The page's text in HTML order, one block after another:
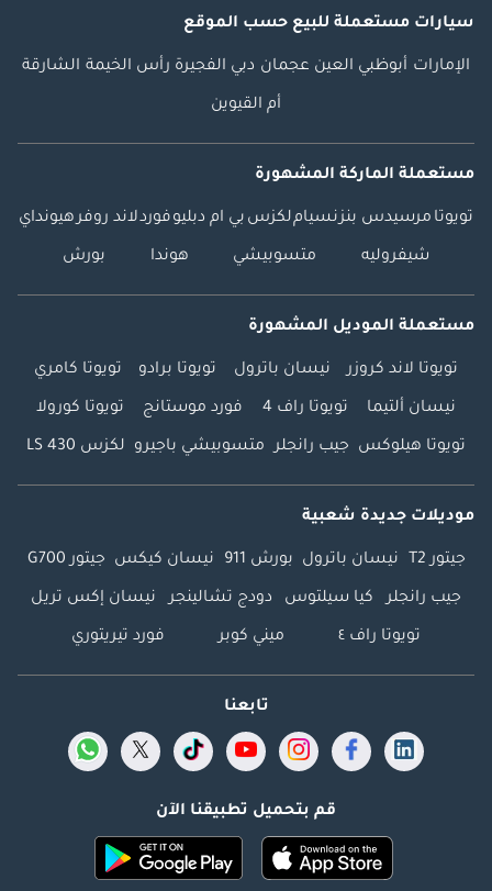
سيارات مستعملة للبيع حسب الموقع
الإمارات أبوظبي العين عجمان دبي الفجيرة رأس الخيمة الشارقة
أم القيوين
مستعملة الماركة المشهورة
تويوتا مرسيدس بنزنسياملكزس بي ام دبليوفوردلاند روفرهيونداي
شيفروليه متسوبيشي هوندا بورش
مستعملة الموديل المشهورة
تويوتا لاند كروزر نيسان باترول تويوتا برادو تويوتا كامري
نيسان ألتيما تويوتا راف 4 فورد موستانج تويوتا كورولا
تويوتا هيلوكس جيب رانجلر متسوبيشي باجيرو لكزس LS 430
موديلات جديدة شعبية
جيتور T2 نيسان باترول بورش 911 نيسان كيكس جيتور G700
جيب رانجلر كيا سيلتوس دودج تشالينجر نيسان إكس تريل
تويوتا راف ٤ ميني كوبر فورد تيريتوري
تابعنا
قم بتحميل تطبيقنا الآن